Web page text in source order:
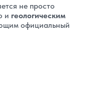
не просто
и геологическим
официальный